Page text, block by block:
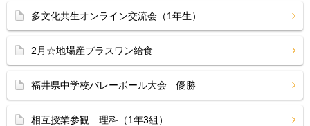
多文化共生オンライン交流会（1年生）
2月☆地場産プラスワン給食
福井県中学校バレーボール大会 優勝
相互授業参観 理科（1年3組）